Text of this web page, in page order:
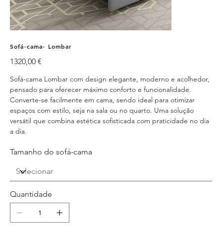
Sofá-cama- Lombar
Preço
1320,00 €
Sofá-cama Lombar com design elegante, moderno e acolhedor,
pensado para oferecer máximo conforto e funcionalidade.
Converte-se facilmente em cama, sendo ideal para otimizar
espaços com estilo, seja na sala ou no quarto. Uma solução
versátil que combina estética sofisticada com praticidade no dia
a dia.
Tamanho do sofá-cama
Quantidade